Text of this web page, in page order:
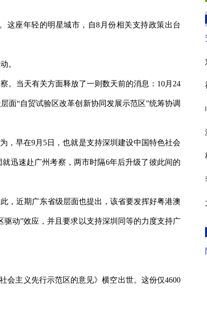
座年轻的明星城市，自8月份相关支持政策出台
。
当天有关方面释放了一则数天前的消息：10月24
面“自贸试验区改革创新协同发展示范区”统筹协调
早在9月5日，也就是支持深圳建设中国特色社会
迅速赴广州考察，两市时隔6年后升级了彼此间的
近期广东省级层面也提出，该省要发挥好粤港澳
动”效应，并且要求以支持深圳同等的力度支持广
主义先行示范区的意见》横空出世。这份仅4600